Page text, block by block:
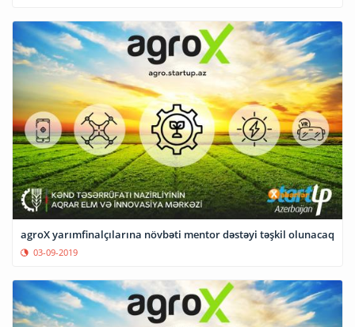
agroX yarımfinalçılarına növbəti mentor dəstəyi təşkil olunacaq
03-09-2019